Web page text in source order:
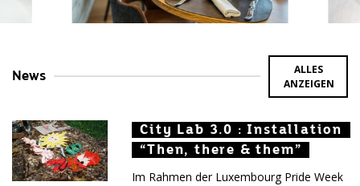
News
ALLES
ANZEIGEN
City Lab 3.0 : Installation
“Then, there & them”
City Lab 3.0 : Installation
“Then, there & them”
City Lab 3.0 : Installation
“Then, there & them”
Im Rahmen der Luxembourg Pride Week